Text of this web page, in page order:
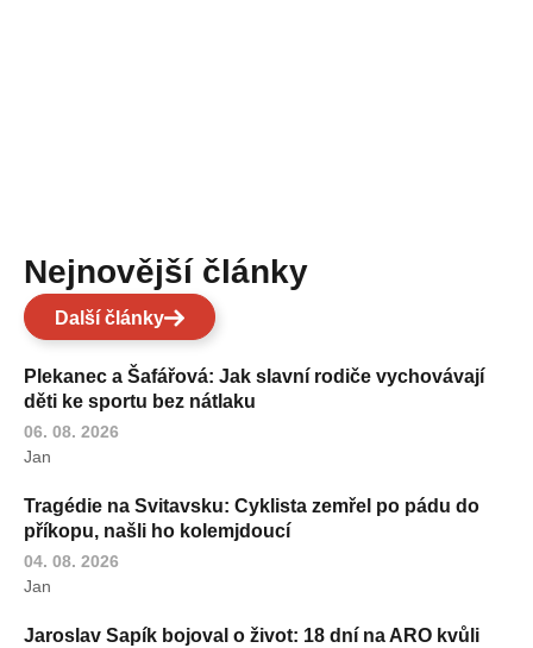
Nejnovější články
Další články
Plekanec a Šafářová: Jak slavní rodiče vychovávají
děti ke sportu bez nátlaku
06. 08. 2026
Jan
Tragédie na Svitavsku: Cyklista zemřel po pádu do
příkopu, našli ho kolemjdoucí
04. 08. 2026
Jan
Jaroslav Sapík bojoval o život: 18 dní na ARO kvůli